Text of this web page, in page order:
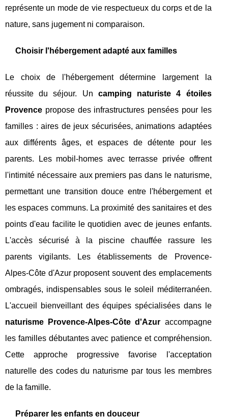
représente un mode de vie respectueux du corps et de la
nature, sans jugement ni comparaison.
Choisir l'hébergement adapté aux familles
Le choix de l'hébergement détermine largement la
réussite du séjour. Un camping naturiste 4 étoiles
Provence propose des infrastructures pensées pour les
familles : aires de jeux sécurisées, animations adaptées
aux différents âges, et espaces de détente pour les
parents. Les mobil-homes avec terrasse privée offrent
l'intimité nécessaire aux premiers pas dans le naturisme,
permettant une transition douce entre l'hébergement et
les espaces communs. La proximité des sanitaires et des
points d'eau facilite le quotidien avec de jeunes enfants.
L'accès sécurisé à la piscine chauffée rassure les
parents vigilants. Les établissements de Provence-
Alpes-Côte d'Azur proposent souvent des emplacements
ombragés, indispensables sous le soleil méditerranéen.
L'accueil bienveillant des équipes spécialisées dans le
naturisme Provence-Alpes-Côte d'Azur accompagne
les familles débutantes avec patience et compréhension.
Cette approche progressive favorise l'acceptation
naturelle des codes du naturisme par tous les membres
de la famille.
Préparer les enfants en douceur